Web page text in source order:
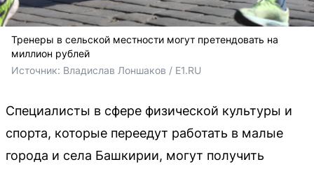
Тренеры в сельской местности могут претендовать на
миллион рублей
Источник: Владислав Лоншаков / E1.RU
Специалисты в сфере физической культуры и
спорта, которые переедут работать в малые
города и села Башкирии, могут получить